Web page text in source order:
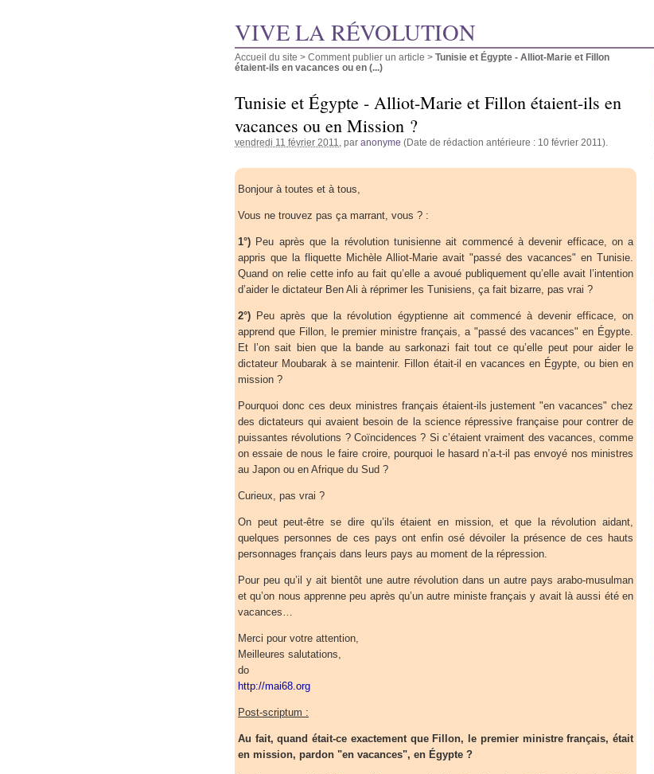
VIVE LA RÉVOLUTION
Accueil du site > Comment publier un article > Tunisie et Égypte - Alliot-Marie et Fillon
étaient-ils en vacances ou en (...)
Tunisie et Égypte - Alliot-Marie et Fillon étaient-ils en
vacances ou en Mission ?
vendredi 11 février 2011 , par anonyme (Date de rédaction antérieure : 10 février 2011).
Bonjour à toutes et à tous,
Vous ne trouvez pas ça marrant, vous ? :
1°) Peu après que la révolution tunisienne ait commencé à devenir efficace, on a
appris que la fliquette Michèle Alliot-Marie avait "passé des vacances" en Tunisie.
Quand on relie cette info au fait qu’elle a avoué publiquement qu’elle avait l’intention
d’aider le dictateur Ben Ali à réprimer les Tunisiens, ça fait bizarre, pas vrai ?
2°) Peu après que la révolution égyptienne ait commencé à devenir efficace, on
apprend que Fillon, le premier ministre français, a "passé des vacances" en Égypte.
Et l’on sait bien que la bande au sarkonazi fait tout ce qu’elle peut pour aider le
dictateur Moubarak à se maintenir. Fillon était-il en vacances en Égypte, ou bien en
mission ?
Pourquoi donc ces deux ministres français étaient-ils justement "en vacances" chez
des dictateurs qui avaient besoin de la science répressive française pour contrer de
puissantes révolutions ? Coïncidences ? Si c’étaient vraiment des vacances, comme
on essaie de nous le faire croire, pourquoi le hasard n’a-t-il pas envoyé nos ministres
au Japon ou en Afrique du Sud ?
Curieux, pas vrai ?
On peut peut-être se dire qu’ils étaient en mission, et que la révolution aidant,
quelques personnes de ces pays ont enfin osé dévoiler la présence de ces hauts
personnages français dans leurs pays au moment de la répression.
Pour peu qu’il y ait bientôt une autre révolution dans un autre pays arabo-musulman
et qu’on nous apprenne peu après qu’un autre ministe français y avait là aussi été en
vacances…
Merci pour votre attention,
Meilleures salutations,
do
http://mai68.org
Post-scriptum :
Au fait, quand était-ce exactement que Fillon, le premier ministre français, était
en mission, pardon "en vacances", en Égypte ?